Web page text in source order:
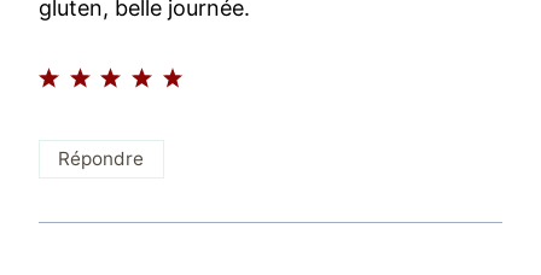
gluten, belle journée.
Répondre